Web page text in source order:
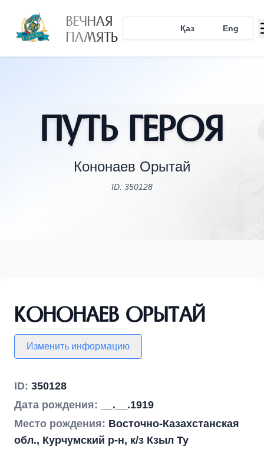
ВЕЧНАЯ
ПАМЯТЬ Қаз Eng
Путь Героя
Кононаев Орытай
ID: 350128
Кононаев Орытай
Изменить информацию
ID: 350128
Дата рождения:
__.__.1919
Место рождения: Восточно-Казахстанская
обл., Курчумский р-н, к/з Кзыл Ту